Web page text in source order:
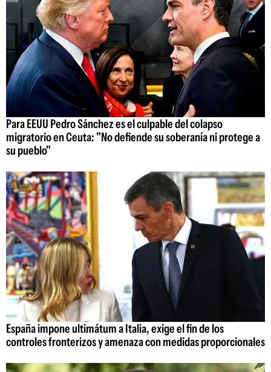
Para EEUU Pedro Sánchez es el culpable del colapso
migratorio en Ceuta: "No defiende su soberanía ni protege a
su pueblo"
España impone ultimátum a Italia, exige el fin de los
controles fronterizos y amenaza con medidas proporcionales